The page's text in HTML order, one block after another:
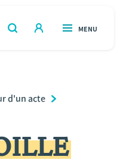
OUVERT
RECHERCHER
OUVERT
MENU
d'un acte